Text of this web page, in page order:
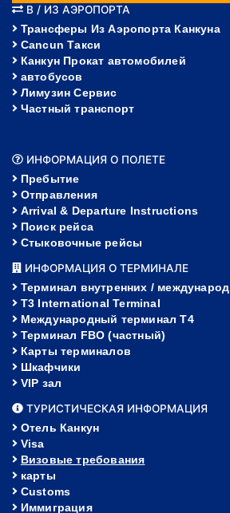
В / ИЗ АЭРОПОРТА
Трансферы Из Аэропорта Канкуна
Cancun Такси
Канкун Прокат автомобилей
автобусов
Лимузин Сервис
Частный транспорт
ИНФОРМАЦИЯ О ПОЛЕТЕ
Пребытие
Отправления
Arrival & Departure Instructions
Поиск рейса
Стыковочные рейсы
ИНФОРМАЦИЯ О ТЕРМИНАЛЕ
Терминал внутренних /
T3 International Terminal
Международный терминал Т4
Терминал FBO (частный)
Карты терминалов
Шкафчики
VIP зал
ТУРИСТИЧЕСКАЯ ИНФОРМАЦИЯ
Отель Канкун
Visa
Визовые требования
карты
Customs
Иммиграция